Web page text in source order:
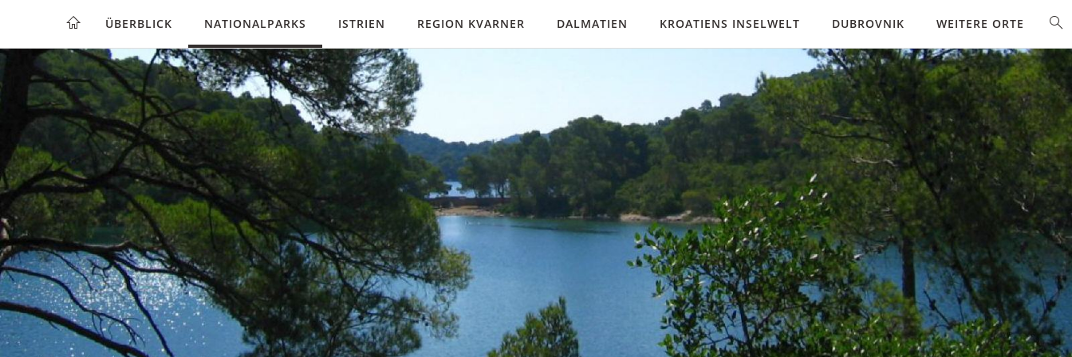
ÜBERBLICK NATIONALPARKS ISTRIEN REGION KVARNER DALMATIEN KROATIENS INSELWELT DUBROVNIK WEITERE ORTE